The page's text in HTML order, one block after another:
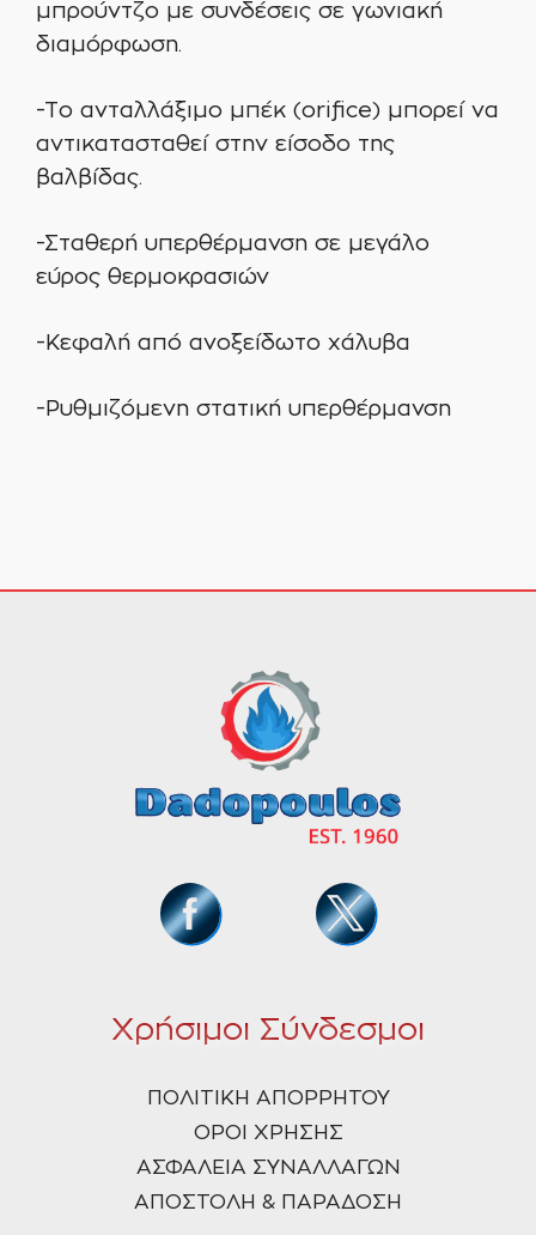
μπρούντζο με συνδέσεις σε γωνιακή
διαμόρφωση.
-Το ανταλλάξιμο μπέκ (orifice) μπορεί να
αντικατασταθεί στην είσοδο της
βαλβίδας.
-Σταθερή υπερθέρμανση σε μεγάλο
εύρος θερμοκρασιών
-Κεφαλή από ανοξείδωτο χάλυβα
-Ρυθμιζόμενη στατική υπερθέρμανση
Χρήσιμοι Σύνδεσμοι
ΠΟΛΙΤΙΚΗ ΑΠΟΡΡΗΤΟΥ
ΟΡΟΙ ΧΡΗΣΗΣ
ΑΣΦΑΛΕΙΑ ΣΥΝΑΛΛΑΓΩΝ
ΑΠΟΣΤΟΛΗ & ΠΑΡΑΔΟΣΗ